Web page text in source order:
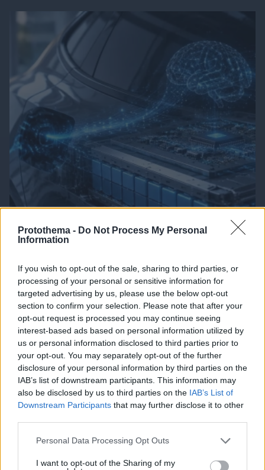
Protothema - Do Not Process My Personal
Information
If you wish to opt-out of the sale, sharing to third parties, or
processing of your personal or sensitive information for
targeted advertising by us, please use the below opt-out
section to confirm your selection. Please note that after your
opt-out request is processed you may continue seeing
interest-based ads based on personal information utilized by
us or personal information disclosed to third parties prior to
your opt-out. You may separately opt-out of the further
disclosure of your personal information by third parties on the
IAB’s list of downstream participants. This information may
also be disclosed by us to third parties on the IAB’s List of
Downstream Participants that may further disclose it to other
Please note that this website/app uses one or more Google
not limited to your visit or usage behaviour. You may click to
Personal Data Processing Opt Outs
I want to opt-out of the Sharing of my
Αγαθονήσι: Δωρεάν αντικατάσταση των παλιών
αυτοκινήτων με ηλεκτρικά
πριν 22 λεπτά